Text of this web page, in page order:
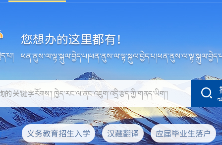
您想办的这里都有！
义务教育招生入学 汉藏翻译 应届毕业生落户
网